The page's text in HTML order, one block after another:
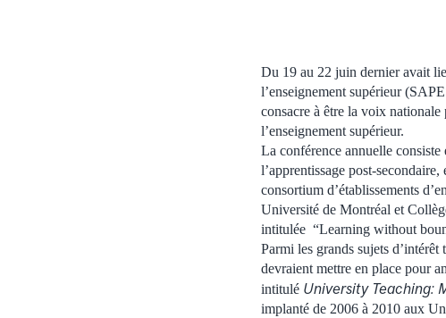
Du 19 au 22 juin dernier avait
l’enseignement supérieur
consacre à être la voix
l’enseignement supérieur.
La conférence annuelle consiste
l’apprentissage post-
consortium d’établissements
Université de Montréal et
intitulée “Learning without
Parmi les grands sujets
devraient mettre en place pour
intitulé University Teaching:
implanté de 2006 à 2010 aux